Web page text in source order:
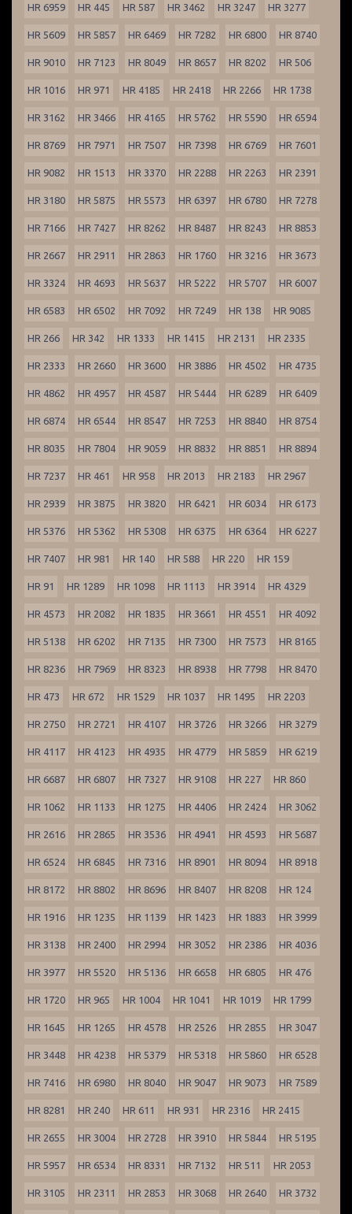
HR 6959 HR 445 HR 587 HR 3462 HR 3247 HR 3277
HR 5609 HR 5857 HR 6469 HR 7282 HR 6800 HR 8740
HR 9010 HR 7123 HR 8049 HR 8657 HR 8202 HR 506
HR 1016 HR 971 HR 4185 HR 2418 HR 2266 HR 1738
HR 3162 HR 3466 HR 4165 HR 5762 HR 5590 HR 6594
HR 8769 HR 7971 HR 7507 HR 7398 HR 6769 HR 7601
HR 9082 HR 1513 HR 3370 HR 2288 HR 2263 HR 2391
HR 3180 HR 5875 HR 5573 HR 6397 HR 6780 HR 7278
HR 7166 HR 7427 HR 8262 HR 8487 HR 8243 HR 8853
HR 2667 HR 2911 HR 2863 HR 1760 HR 3216 HR 3673
HR 3324 HR 4693 HR 5637 HR 5222 HR 5707 HR 6007
HR 6583 HR 6502 HR 7092 HR 7249 HR 138 HR 9085
HR 266 HR 342 HR 1333 HR 1415 HR 2131 HR 2335
HR 2333 HR 2660 HR 3600 HR 3886 HR 4502 HR 4735
HR 4862 HR 4957 HR 4587 HR 5444 HR 6289 HR 6409
HR 6874 HR 6544 HR 8547 HR 7253 HR 8840 HR 8754
HR 8035 HR 7804 HR 9059 HR 8832 HR 8851 HR 8894
HR 7237 HR 461 HR 958 HR 2013 HR 2183 HR 2967
HR 2939 HR 3875 HR 3820 HR 6421 HR 6034 HR 6173
HR 5376 HR 5362 HR 5308 HR 6375 HR 6364 HR 6227
HR 7407 HR 981 HR 140 HR 588 HR 220 HR 159
HR 91 HR 1289 HR 1098 HR 1113 HR 3914 HR 4329
HR 4573 HR 2082 HR 1835 HR 3661 HR 4551 HR 4092
HR 5138 HR 6202 HR 7135 HR 7300 HR 7573 HR 8165
HR 8236 HR 7969 HR 8323 HR 8938 HR 7798 HR 8470
HR 473 HR 672 HR 1529 HR 1037 HR 1495 HR 2203
HR 2750 HR 2721 HR 4107 HR 3726 HR 3266 HR 3279
HR 4117 HR 4123 HR 4935 HR 4779 HR 5859 HR 6219
HR 6687 HR 6807 HR 7327 HR 9108 HR 227 HR 860
HR 1062 HR 1133 HR 1275 HR 4406 HR 2424 HR 3062
HR 2616 HR 2865 HR 3536 HR 4941 HR 4593 HR 5687
HR 6524 HR 6845 HR 7316 HR 8901 HR 8094 HR 8918
HR 8172 HR 8802 HR 8696 HR 8407 HR 8208 HR 124
HR 1916 HR 1235 HR 1139 HR 1423 HR 1883 HR 3999
HR 3138 HR 2400 HR 2994 HR 3052 HR 2386 HR 4036
HR 3977 HR 5520 HR 5136 HR 6658 HR 6805 HR 476
HR 1720 HR 965 HR 1004 HR 1041 HR 1019 HR 1799
HR 1645 HR 1265 HR 4578 HR 2526 HR 2855 HR 3047
HR 3448 HR 4238 HR 5379 HR 5318 HR 5860 HR 6528
HR 7416 HR 6980 HR 8040 HR 9047 HR 9073 HR 7589
HR 8281 HR 240 HR 611 HR 931 HR 2316 HR 2415
HR 2655 HR 3004 HR 2728 HR 3910 HR 5844 HR 5195
HR 5957 HR 6534 HR 8331 HR 7132 HR 511 HR 2053
HR 3105 HR 2311 HR 2853 HR 3068 HR 2640 HR 3732